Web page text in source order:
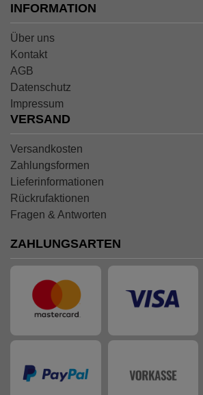
INFORMATION
Über uns
Kontakt
AGB
Datenschutz
Impressum
VERSAND
Versandkosten
Zahlungsformen
Lieferinformationen
Rückrufaktionen
Fragen & Antworten
ZAHLUNGSARTEN